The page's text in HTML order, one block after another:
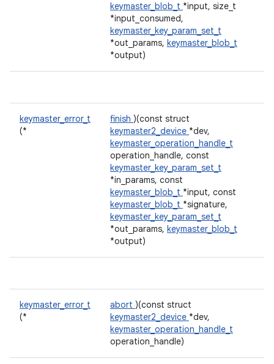
keymaster_blob_t *input, size_t
*input_consumed,
keymaster_key_param_set_t
*out_params, keymaster_blob_t
*output)
keymaster_error_t
(*
finish )(const struct
keymaster2_device *dev,
keymaster_operation_handle_t
operation_handle, const
keymaster_key_param_set_t
*in_params, const
keymaster_blob_t *input, const
keymaster_blob_t *signature,
keymaster_key_param_set_t
*out_params, keymaster_blob_t
*output)
keymaster_error_t
(*
abort )(const struct
keymaster2_device *dev,
keymaster_operation_handle_t
operation_handle)